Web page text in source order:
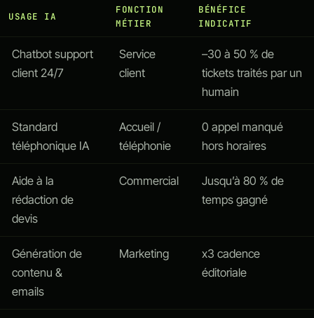
USAGE IA
FONCTION
MÉTIER
BÉNÉFICE
INDICATIF
Chatbot support
client 24/7
Service
client
–30 à 50 % de
tickets traités par un
humain
Standard
téléphonique IA
Accueil /
téléphonie
0 appel manqué
hors horaires
Aide à la
rédaction de
devis
Commercial
Jusqu’à 80 % de
temps gagné
Génération de
contenu &
emails
Marketing
x3 cadence
éditoriale